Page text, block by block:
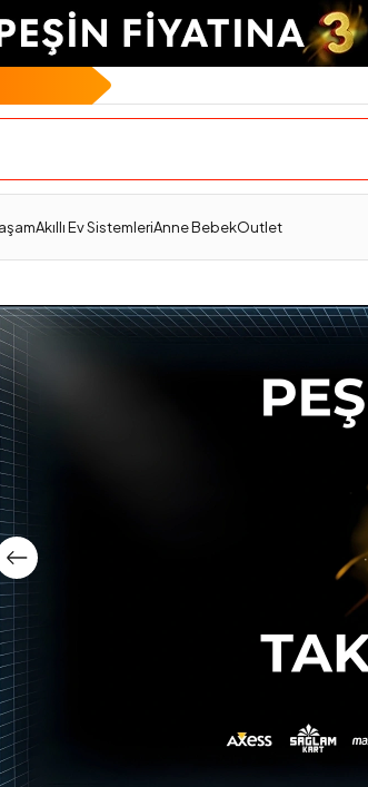
Akıllı Ev SistemleriAnne BebekOutlet